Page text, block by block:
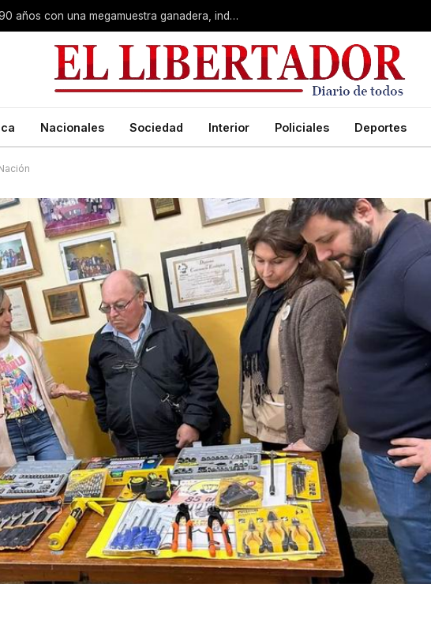
Corrientes: La Rural celebra 90 años con una megamuestra ganadera, industrial y artística
Nacionales Sociedad Interior Policiales Deportes